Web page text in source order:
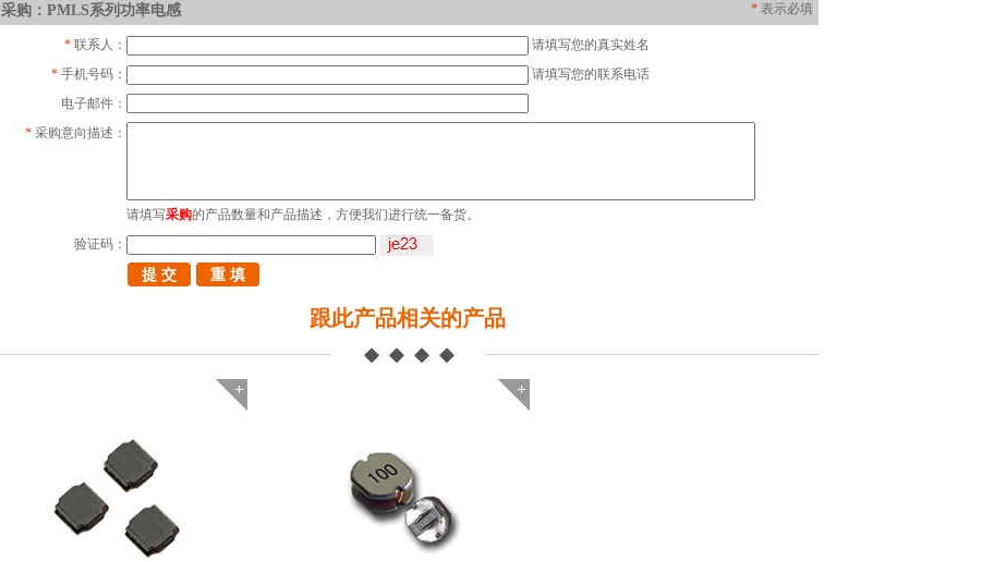
* 表示必填
采购：PMLS系列功率电感
* 联系人：
请填写您的真实姓名
* 手机号码：
请填写您的联系电话
电子邮件：
* 采购意向描述：
请填写采购的产品数量和产品描述，方便我们进行统一备货。
验证码：
跟此产品相关的产品